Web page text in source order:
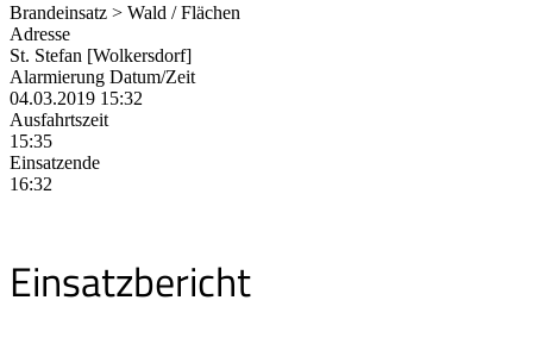
Brandeinsatz > Wald / Flächen
Adresse
St. Stefan [Wolkersdorf]
Alarmierung Datum/Zeit
04.03.2019 15:32
Ausfahrtszeit
15:35
Einsatzende
16:32
Einsatzbericht